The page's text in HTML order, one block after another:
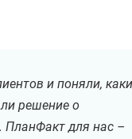
и поняли,
решение о
ПланФакт для нас –